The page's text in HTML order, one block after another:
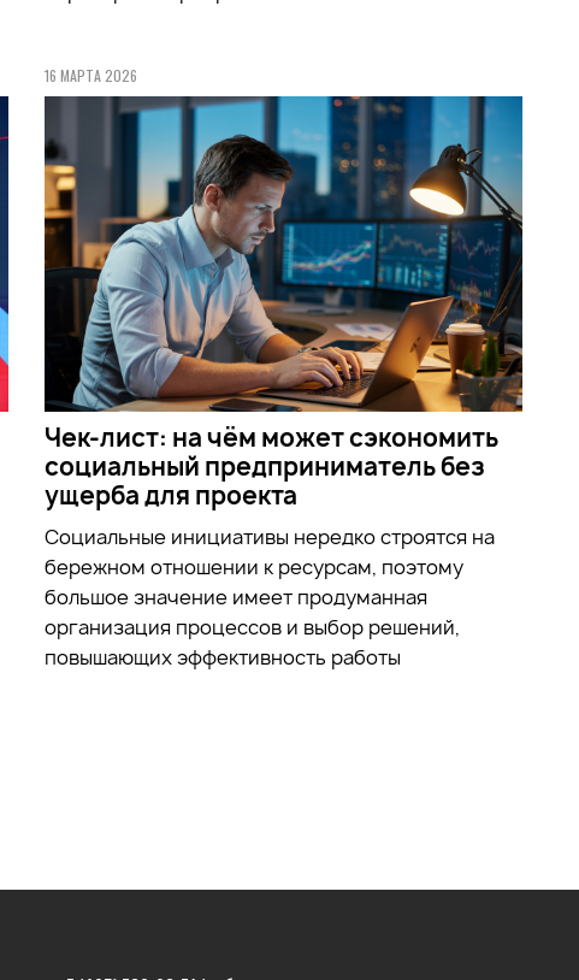
16 МАРТА 2026
Чек-лист: на чём может сэкономить
социальный предприниматель без
ущерба для проекта
Социальные инициативы нередко строятся на
бережном отношении к ресурсам, поэтому
большое значение имеет продуманная
организация процессов и выбор решений,
повышающих эффективность работы